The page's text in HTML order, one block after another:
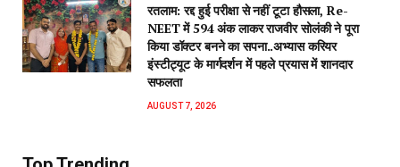
रतलाम: रद्द हुई परीक्षा से नहीं टूटा हौसला, Re-
NEET में 594 अंक लाकर राजवीर सोलंकी ने पूरा
किया डॉक्टर बनने का सपना..अभ्यास करियर
इंस्टीट्यूट के मार्गदर्शन में पहले प्रयास में शानदार
सफलता
AUGUST 7, 2026